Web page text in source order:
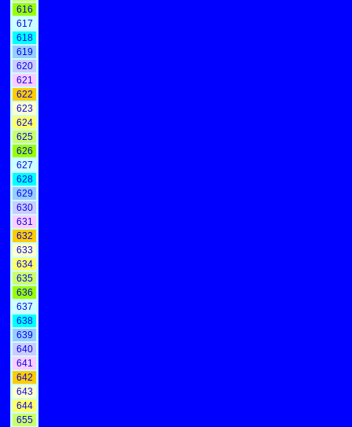
616
617
618
619
620
621
622
623
624
625
626
627
628
629
630
631
632
633
634
635
636
637
638
639
640
641
642
643
644
655